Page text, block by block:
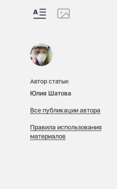
Автор статьи:
Юлия Шатова
Все публикации автора
Правила использования
материалов